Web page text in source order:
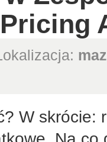
W skrócie: